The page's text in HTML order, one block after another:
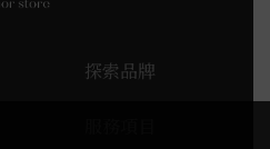
探索品牌